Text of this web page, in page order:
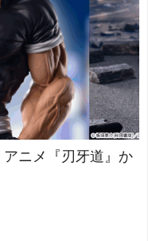
ニメ『刃牙道』か